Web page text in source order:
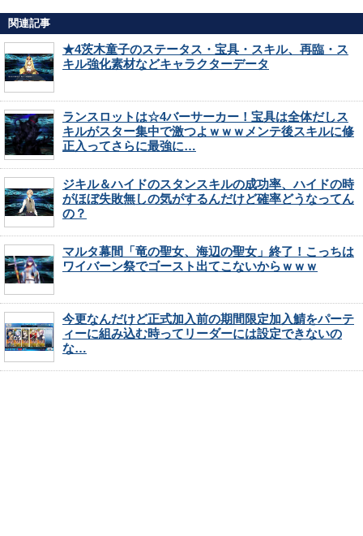
関連記事
★4茨木童子のステータス・宝具・スキル、再臨・ス
キル強化素材などキャラクターデータ
ランスロットは☆4バーサーカー！宝具は全体だしス
キルがスター集中で激つよｗｗｗメンテ後スキルに修
正入ってさらに最強に…
ジキル＆ハイドのスタンスキルの成功率、ハイドの時
がほぼ失敗無しの気がするんだけど確率どうなってん
の？
マルタ幕間「竜の聖女、海辺の聖女」終了！こっちは
ワイバーン祭でゴースト出てこないからｗｗｗ
今更なんだけど正式加入前の期間限定加入鯖をパーテ
ィーに組み込む時ってリーダーには設定できないの
な…